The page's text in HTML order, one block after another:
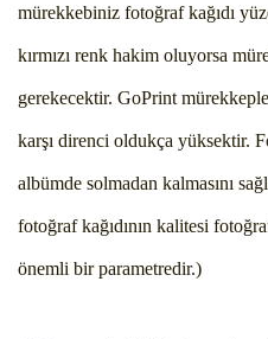
mürekkebiniz fotoğraf kağıdı
kırmızı renk hakim oluyorsa
gerekecektir. GoPrint
karşı direnci oldukça yüksektir.
albümde solmadan kalmasını
fotoğraf kağıdının kalitesi
önemli bir parametredir.)